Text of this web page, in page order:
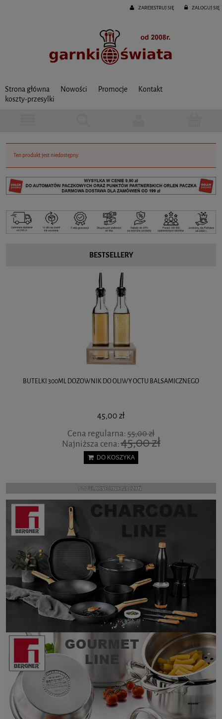
ZAREJESTRUJ SIĘ ZALOGUJ SIĘ
Strona główna Nowości Promocje
Kontakt
koszty-przesylki
Ten produkt jest niedostępny.
BESTSELLERY
BUTELKI 300ML DOZOWNIK DO OLIWY OCTU BALSAMICZNEGO
45,00 zł
Cena regularna:55,00 zł
Najniższa cena:45,00 zł
DO KOSZYKA